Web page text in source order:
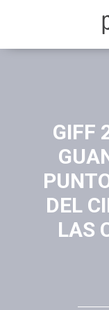
GIFF
DEL
LAS